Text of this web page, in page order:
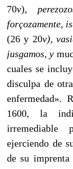
70v),
forçozamente,
(26 y 20v),
jusgamos, y
cuales se
disculpa de
enfermedad».
1600, la
irremediable
ejerciendo de
de su imprenta